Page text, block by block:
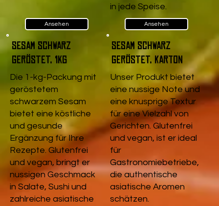
Ansehen
in jede Speise.
Ansehen
Sesam schwarz
geröstet, 1kg
Die 1-kg-Packung mit
geröstetem
schwarzem Sesam
bietet eine köstliche
und gesunde
Ergänzung für Ihre
Rezepte. Glutenfrei
und vegan, bringt er
nussigen Geschmack
in Salate, Sushi und
zahlreiche asiatische
Sesam schwarz
geröstet, Karton
Unser Produkt bietet
eine nussige Note und
eine knusprige Textur
für eine Vielzahl von
Gerichten. Glutenfrei
und vegan, ist er ideal
für
Gastronomiebetriebe,
die authentische
asiatische Aromen
schätzen.